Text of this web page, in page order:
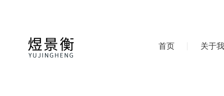
首页 关于